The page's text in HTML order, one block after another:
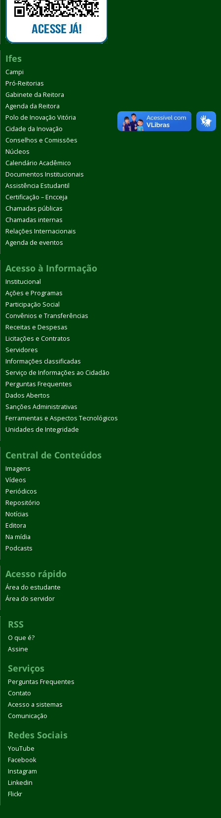
Ifes
Campi
Pró-Reitorias
Gabinete da Reitora
Agenda da Reitora
Polo de Inovação Vitória
Cidade da Inovação
Conselhos e Comissões
Núcleos
Calendário Acadêmico
Documentos Institucionais
Assistência Estudantil
Certificação – Encceja
Chamadas públicas
Chamadas internas
Relações Internacionais
Agenda de eventos
Acesso à Informação
Institucional
Ações e Programas
Participação Social
Convênios e Transferências
Receitas e Despesas
Licitações e Contratos
Servidores
Informações classificadas
Serviço de Informações ao Cidadão
Perguntas Frequentes
Dados Abertos
Sanções Administrativas
Ferramentas e Aspectos Tecnológicos
Unidades de Integridade
Central de Conteúdos
Imagens
Vídeos
Periódicos
Repositório
Notícias
Editora
Na mídia
Podcasts
Acesso rápido
Área do estudante
Área do servidor
RSS
O que é?
Assine
Serviços
Perguntas Frequentes
Contato
Acesso a sistemas
Comunicação
Redes Sociais
YouTube
Facebook
Instagram
Linkedin
Flickr